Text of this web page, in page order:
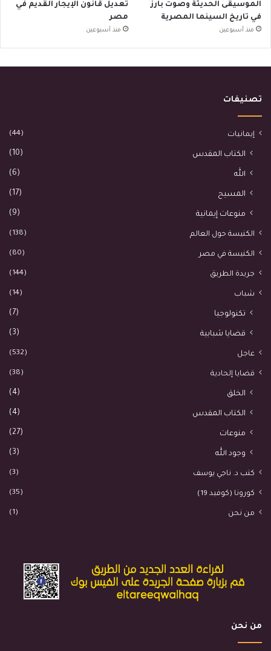
الموسيقى الحديثة وصوت بارز
في تاريخ السينما المصرية
منذ أسبوعين
تعديل قانون الإيجار القديم في
مصر
منذ أسبوعين
تصنيفات
إيمانيات (44)
الكتاب المقدس (10)
الله (6)
المسيح (17)
منوعات إيمانية (9)
الكنيسة حول العالم (138)
الكنيسة في مصر (80)
جريدة الطريق (144)
شباب (14)
تكنولوجيا (7)
قضايا شبابية (3)
عاجل (532)
قضايا إلحادية (38)
الخلق (4)
الكتاب المقدس (4)
منوعات (27)
وجود الله (3)
كتب د. ناجي يوسف (3)
كورونا (كوفيد 19) (35)
من نحن (1)
من نحن